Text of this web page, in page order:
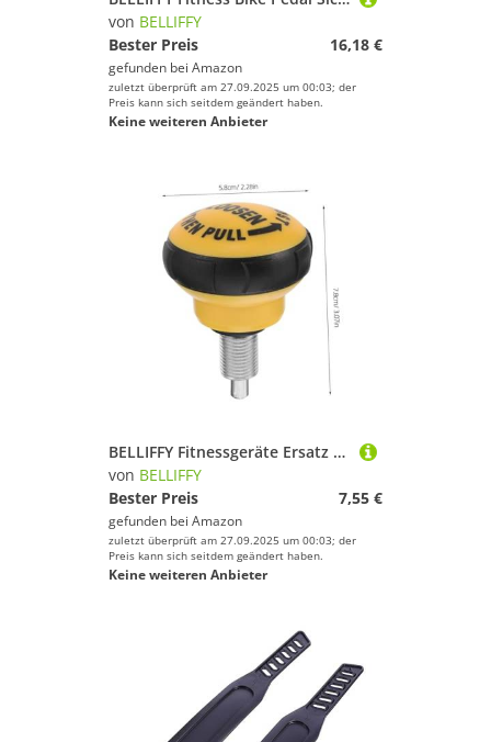
von BELLIFFY
Bester Preis
16,18 €
gefunden bei Amazon
zuletzt überprüft am 27.09.2025 um 00:03; der
Preis kann sich seitdem geändert haben.
Keine weiteren Anbieter
BELLIFFY Fitnessgeräte Ersatz Pull Pin Federknopf Kugelförmiger Drehknopf für Heimtrainer Höhenverstellung Vielseitig Kompatibel Robust Einfache Montage für Fitnessbike Krafttraining
von BELLIFFY
Bester Preis
7,55 €
gefunden bei Amazon
zuletzt überprüft am 27.09.2025 um 00:03; der
Preis kann sich seitdem geändert haben.
Keine weiteren Anbieter